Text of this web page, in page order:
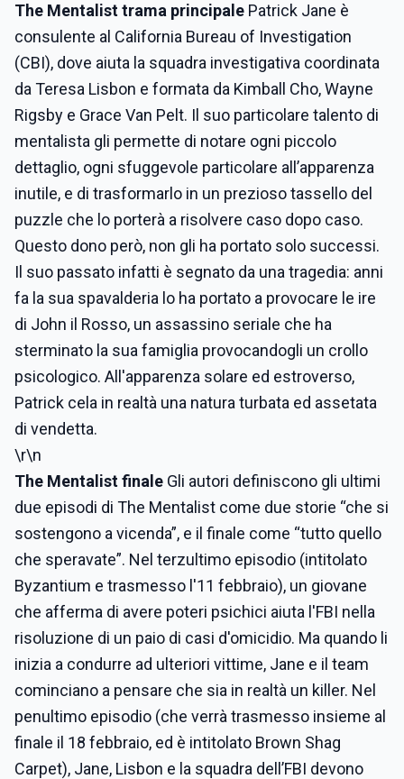
The Mentalist trama principale Patrick Jane è
consulente al California Bureau of Investigation
(CBI), dove aiuta la squadra investigativa coordinata
da Teresa Lisbon e formata da Kimball Cho, Wayne
Rigsby e Grace Van Pelt. Il suo particolare talento di
mentalista gli permette di notare ogni piccolo
dettaglio, ogni sfuggevole particolare all’apparenza
inutile, e di trasformarlo in un prezioso tassello del
puzzle che lo porterà a risolvere caso dopo caso.
Questo dono però, non gli ha portato solo successi.
Il suo passato infatti è segnato da una tragedia: anni
fa la sua spavalderia lo ha portato a provocare le ire
di John il Rosso, un assassino seriale che ha
sterminato la sua famiglia provocandogli un crollo
psicologico. All'apparenza solare ed estroverso,
Patrick cela in realtà una natura turbata ed assetata
di vendetta.
\r\n
The Mentalist finale Gli autori definiscono gli ultimi
due episodi di The Mentalist come due storie “che si
sostengono a vicenda”, e il finale come “tutto quello
che speravate”. Nel terzultimo episodio (intitolato
Byzantium e trasmesso l'11 febbraio), un giovane
che afferma di avere poteri psichici aiuta l'FBI nella
risoluzione di un paio di casi d'omicidio. Ma quando li
inizia a condurre ad ulteriori vittime, Jane e il team
cominciano a pensare che sia in realtà un killer. Nel
penultimo episodio (che verrà trasmesso insieme al
finale il 18 febbraio, ed è intitolato Brown Shag
Carpet), Jane, Lisbon e la squadra dell’FBI devono